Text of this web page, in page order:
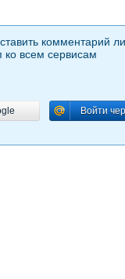
комментарий
ко всем сервисам
Войти
Войти